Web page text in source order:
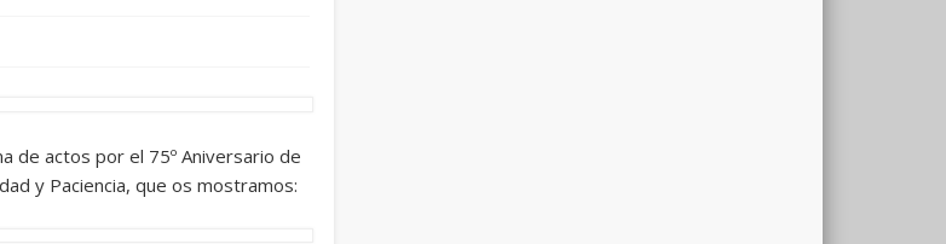
de actos por el 75º Aniversario de
y Paciencia, que os mostramos: